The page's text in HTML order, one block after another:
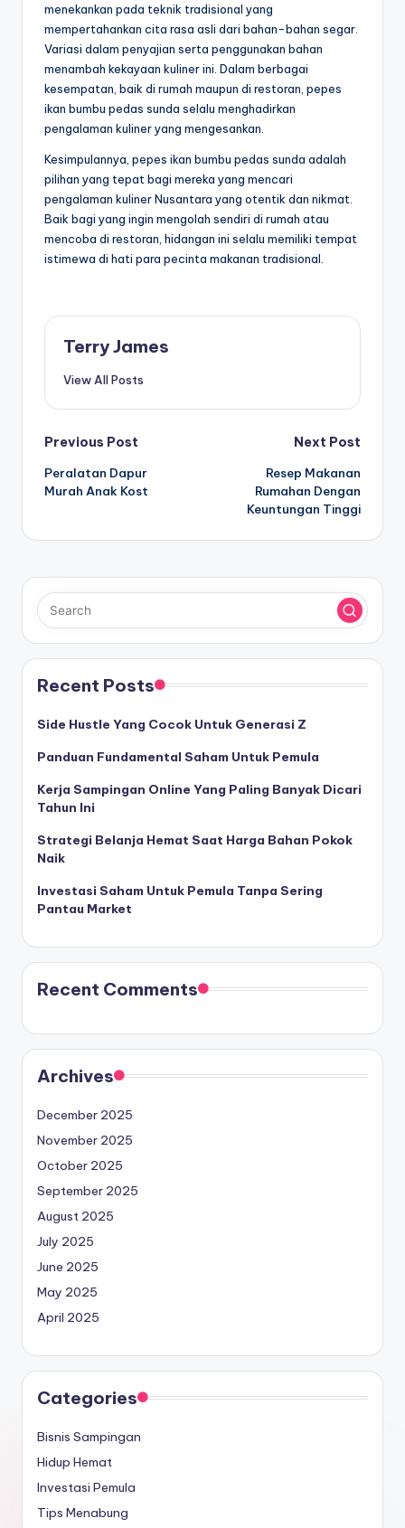
menekankan pada teknik tradisional yang
mempertahankan cita rasa asli dari bahan-bahan segar.
Variasi dalam penyajian serta penggunakan bahan
menambah kekayaan kuliner ini. Dalam berbagai
kesempatan, baik di rumah maupun di restoran, pepes
ikan bumbu pedas sunda selalu menghadirkan
pengalaman kuliner yang mengesankan.
Kesimpulannya, pepes ikan bumbu pedas sunda adalah
pilihan yang tepat bagi mereka yang mencari
pengalaman kuliner Nusantara yang otentik dan nikmat.
Baik bagi yang ingin mengolah sendiri di rumah atau
mencoba di restoran, hidangan ini selalu memiliki tempat
istimewa di hati para pecinta makanan tradisional.
Terry James
View All Posts
Post
navigation
Previous Post
Peralatan Dapur
Murah Anak Kost
Next Post
Resep Makanan
Rumahan Dengan
Keuntungan Tinggi
Recent Posts
Side Hustle Yang Cocok Untuk Generasi Z
Panduan Fundamental Saham Untuk Pemula
Kerja Sampingan Online Yang Paling Banyak Dicari
Tahun Ini
Strategi Belanja Hemat Saat Harga Bahan Pokok
Naik
Investasi Saham Untuk Pemula Tanpa Sering
Pantau Market
Recent Comments
Archives
December 2025
November 2025
October 2025
September 2025
August 2025
July 2025
June 2025
May 2025
April 2025
Categories
Bisnis Sampingan
Hidup Hemat
Investasi Pemula
Tips Menabung